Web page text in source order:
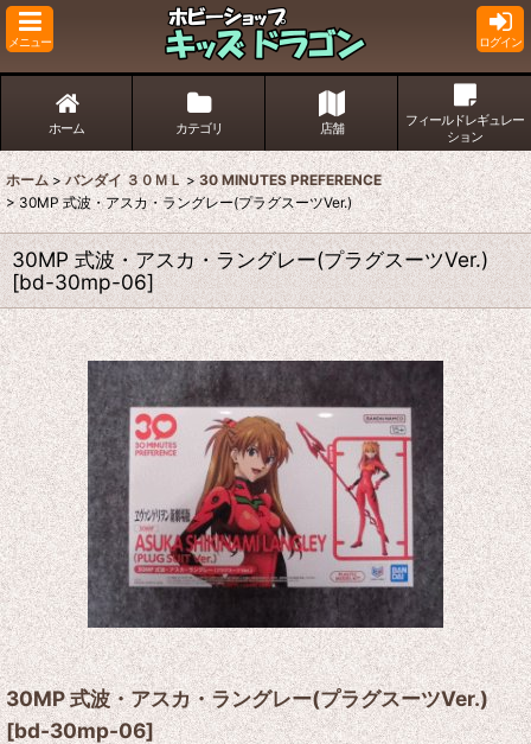
メニュー ログイン
ホーム カテゴリ 店舗
フィールドレギュレー
ション
ホーム > バンダイ ３０ＭＬ > 30 MINUTES PREFERENCE
> 30MP 式波・アスカ・ラングレー(プラグスーツVer.)
30MP 式波・アスカ・ラングレー(プラグスーツVer.)
[bd-30mp-06]
30MP 式波・アスカ・ラングレー(プラグスーツVer.)
[bd-30mp-06]